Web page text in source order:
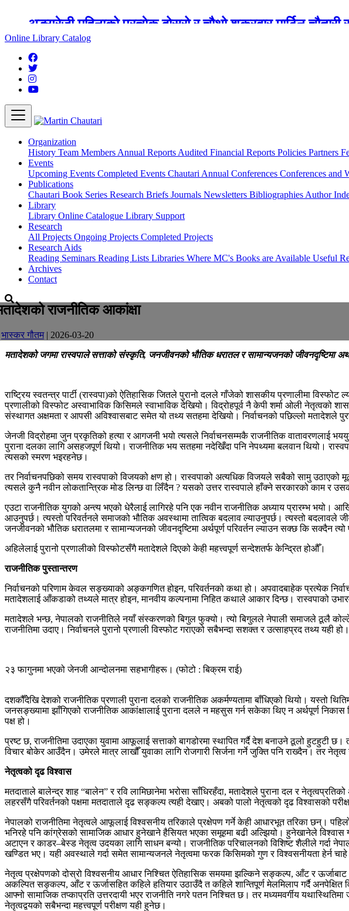
अङ्ग्रेजी महिनाको प्रत्येक दोस्रो र चौथो शुक्रबार मार्टिन
Online Library Catalog
Organization
History Team Members Annual Reports Audited Financial Reports Policies Partners
Events
Upcoming Events Completed Events Chautari Annual Conferences Conferences and
Publications
Chautari Book Series Research Briefs Journals Newsletters Bibliographies Author
Library
Library Online Catalogue Library Support
Research
All Projects Ongoing Projects Completed Projects
Research Aids
Reading Seminars Reading Lists Libraries Where MC's Books are Available Useful
Archives
Contact
राजनीतिक आकांक्षा
भास्कर गौतम | 2026-03-20
मतादेशको जगमा रास्वपाले सत्ताको संस्कृति, जनजीवनको भौतिक धरातल र सामान्यजनको जीवनदृष्टिमा
राष्ट्रिय स्वतन्त्र पार्टी (रास्वपा)को ऐतिहासिक जितले पुरानो दलले गाँजेको शासकीय प्रणालीमा
प्रणालीको विस्फोट अस्वाभाविक किसिमले स्वाभाविक देखियो। विद्रोहपूर्व नै केपी शर्मा ओली नेतृत्वको
संस्थागत अक्षमता र आपसी अविश्वासबाट समेत यो तथ्य सतहमा देखियो। निर्वाचनको पछिल्लो मतादेशले
जेनजी विद्रोहमा जुन प्रकृतिको हत्या र आगजनी भयो त्यसले निर्वाचनसम्मकै राजनीतिक वातावरणलाई
पुराना दलका लागि असहजपूर्ण थियो। राजनीतिक भय सतहमा नदेखिँदा पनि नेपथ्यमा बलवान थियो।
त्यसको स्मरण भइरहनेछ।
तर निर्वाचनपछिको समय रास्वपाको विजयको क्षण हो। रास्वपाको अत्यधिक विजयले सबैको सामु उठाएको
त्यसले कुनै नवीन लोकतान्त्रिक मोड लिन्छ वा लिँदैन ? यसको उत्तर रास्वपाले हाँक्ने सरकारको काम र
एउटा राजनीतिक युगको अन्त्य भएको धेरैलाई लागिरहे पनि एक नवीन राजनीतिक अध्याय प्रारम्भ भयो।
आउनुपर्छ। त्यस्तो परिवर्तनले समाजको भौतिक अवस्थामा तात्विक बदलाव ल्याउनुपर्छ। त्यस्तो बदलावले
जनजीवनको भौतिक धरातलमा र सामान्यजनको जीवनदृष्टिमा अर्थपूर्ण परिवर्तन ल्याउन सक्छ कि सक्दैन
अहिलेलाई पुरानो प्रणालीको विस्फोटसँगै मतादेशले दिएको केही महत्त्वपूर्ण सन्देशतर्फ केन्द्रित होऔँ।
राजनीतिक पुस्तान्तरण
निर्वाचनको परिणाम केवल सङ्ख्याको अङ्कगणित होइन, परिवर्तनको कथा हो। अपवादबाहेक प्रत्येक
मतादेशलाई आँकडाको तथ्यले मात्र होइन, मानवीय कल्पनामा निहित कथाले आकार दिन्छ। रास्वपाको
मतादेशले भन्छ, नेपालको राजनीतिले नयाँ संस्करणको बिगुल फुक्यो। त्यो बिगुलले नेपाली समाजले ठूलै कोल्टे
राजनीतिमा उदाए। निर्वाचनले पुरानो प्रणाली विस्फोट गराएको सबैभन्दा सशक्त र उत्साहप्रद तथ्य यही हो।
२३ फागुनमा भएको जेनजी आन्दोलनमा सहभागीहरू। (फोटो : बिक्रम राई)
दशकौँदेखि देशको राजनीतिक प्रणाली पुराना दलको राजनीतिक अकर्मण्यतामा बाँधिएको थियो। यस्तो
जनसङ्ख्यामा झाँगिएको राजनीतिक आकांक्षालाई पुराना दलले न महसुस गर्न सकेका थिए न अर्थपूर्ण निकास
पक्ष हो।
प्रष्ट छ, राजनीतिमा उदाएका युवामा आफूलाई सत्ताको बागडोरमा स्थापित गर्दै देश बनाउने ठूलो हुटहुटी
विचार बोकेर आउँदैन। उमेरले मात्र लाखौँ युवाका लागि रोजगारी सिर्जना गर्ने जुक्ति पनि राख्दैन। तर
नेतृत्वको दृढ विश्वास
मतदाताले बालेन्द्र शाह “बालेन” र रवि लामिछानेमा भरोसा साँधिरहँदा, मतादेशले पुराना दल र
लहरसँगै परिवर्तनको पक्षमा मतदाताले दृढ सङ्कल्प त्यही देखाए। अबको पालो नेतृत्वको दृढ विश्वासको
नेपालको राजनीतिमा नेतृत्वले आफूलाई विश्वसनीय तरिकाले प्रक्षेपण गर्ने केही आधारभूत तरिका छन्।
भनिरहे पनि कांग्रेसको सामाजिक आधार हुनेखाने हैसियत भएका समूहमा बढी अल्झियो। हुनेखानेले
अटाएन र काडर–बेस्ड नेतृत्व उदयका लागि साधन बन्यो। राजनीतिक परिचालनको विशिष्ट शैलीले गर्दा
खण्डित भए। यही अवस्थाले गर्दा समेत सामान्यजनले नेतृत्वमा फरक किसिमको गुण र विश्वसनीयता हेर्न
नेतृत्व प्रक्षेपणको दोस्रो विश्वसनीय आधार निश्चित ऐतिहासिक समयमा झल्किने सङ्कल्प, आँट र
अकल्पित सङ्कल्प, आँट र ऊर्जासहित कहिले हतियार उठाउँदै त कहिले शान्तिपूर्ण मेलमिलाप गर्दै
आफ्नो सामाजिक तप्काप्रति उत्तरदायी भएर राजनीति नगरे पतन निश्चित छ। तर मध्यमवर्गीय
नेतृत्वद्वयको सबैभन्दा महत्त्वपूर्ण परीक्षण यही हुनेछ।